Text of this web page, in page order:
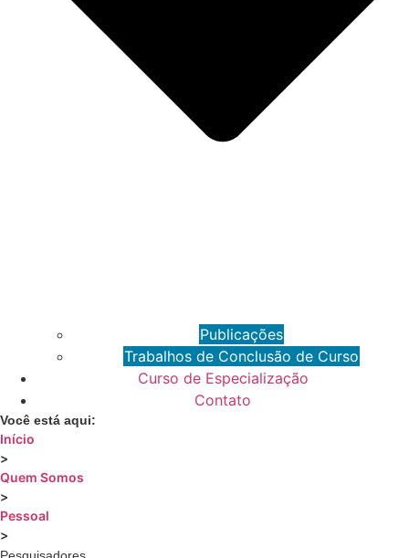
Publicações
Trabalhos de Conclusão de Curso
Curso de Especialização
Contato
Você está aqui:
Início
>
Quem Somos
>
Pessoal
>